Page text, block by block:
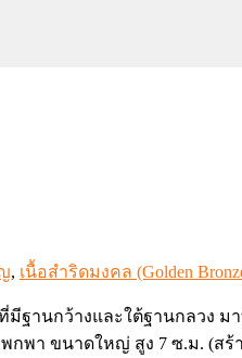
, เนื้อสำริดมงคล (Golden
ฐานกว้างและใต้ฐานกลวง
พา ขนาดใหญ่ สูง 7 ซ.ม. (ส